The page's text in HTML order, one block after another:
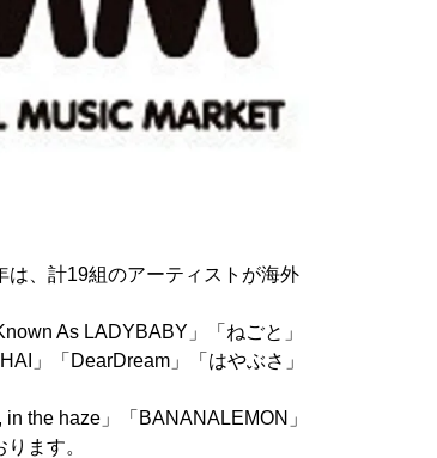
、計19組のアーティストが海外
As LADYBABY」「ねごと」
」「DearDream」「はやぶさ」
the haze」「BANANALEMON」
ます。